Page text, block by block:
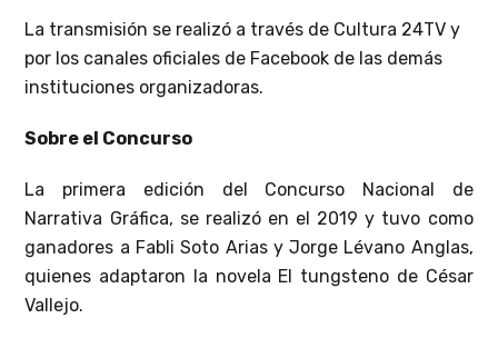
La transmisión se realizó a través de Cultura 24TV y
por los canales oficiales de Facebook de las demás
instituciones organizadoras.
Sobre el Concurso
La primera edición del Concurso Nacional de
Narrativa Gráfica, se realizó en el 2019 y tuvo como
ganadores a Fabli Soto Arias y Jorge Lévano Anglas,
quienes adaptaron la novela El tungsteno de César
Vallejo.